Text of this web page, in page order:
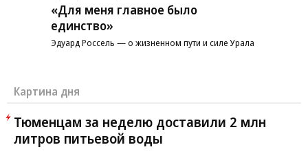
«Для меня главное было
единство»
Эдуард Россель — о жизненном пути и силе Урала
Картина дня
Тюменцам за неделю доставили 2 млн
литров питьевой воды